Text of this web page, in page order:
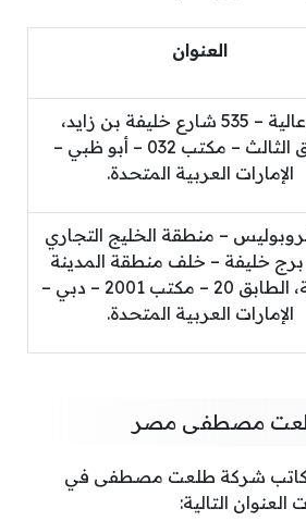
العنوان
برج عالية – 535 شارع خليفة بن زايد،
الطابق الثالث – مكتب 032 – أبو ظبي –
الإمارات العربية المتحدة.
– منطقة الخليج التجاري
خليفة – خلف منطقة المدينة
القديمة، الطابق 20 – مكتب 2001 – دبي –
الإمارات العربية المتحدة.
مصطفى مصر
شركة طلعت مصطفى في
التالية: